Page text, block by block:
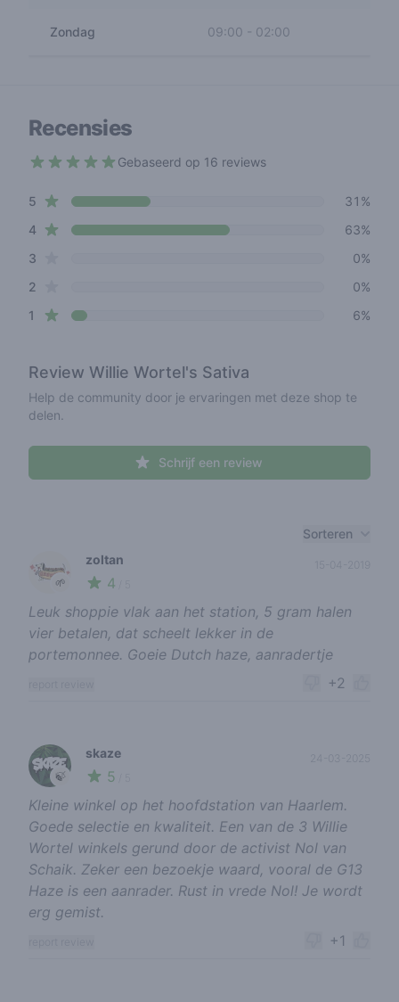
Zondag 09:00 - 02:00
Recensies
Gebaseerd op 16 reviews
Review data
5 star reviews
31%
4star reviews
63%
3
0%
2
0%
1 star reviews 6%
Review Willie Wortel's Sativa
Help de community door je ervaringen met deze shop te
delen.
Schrijf een review
Sorteren
🌱
zoltan
4
Leuk shoppie vlak aan het station, 5 gram halen
vier betalen, dat scheelt lekker in de
portemonnee. Goeie Dutch haze, aanradertje
+2
🍃
skaze
5
24-03-2025
Kleine winkel op het hoofdstation van Haarlem.
Goede selectie en kwaliteit. Een van de 3 Willie
Wortel winkels gerund door de activist Nol van
Schaik. Zeker een bezoekje waard, vooral de G13
Haze is een aanrader. Rust in vrede Nol! Je wordt
erg gemist.
+1